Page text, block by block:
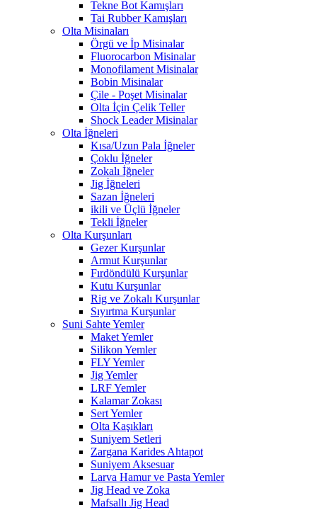
Tekne Bot Kamışları
Tai Rubber Kamışları
Olta Misinaları
Örgü ve İp Misinalar
Fluorocarbon Misinalar
Monofilament Misinalar
Bobin Misinalar
Çile - Poşet Misinalar
Olta İçin Çelik Teller
Shock Leader Misinalar
Olta İğneleri
Kısa/Uzun Pala İğneler
Çoklu İğneler
Zokalı İğneler
Jig İğneleri
Sazan İğneleri
ikili ve Üçlü İğneler
Tekli İğneler
Olta Kurşunları
Gezer Kurşunlar
Armut Kurşunlar
Fırdöndülü Kurşunlar
Kutu Kurşunlar
Rig ve Zokalı Kurşunlar
Sıyırtma Kurşunlar
Suni Sahte Yemler
Maket Yemler
Silikon Yemler
FLY Yemler
Jig Yemler
LRF Yemler
Kalamar Zokası
Sert Yemler
Olta Kaşıkları
Suniyem Setleri
Zargana Karides Ahtapot
Suniyem Aksesuar
Larva Hamur ve Pasta Yemler
Jig Head ve Zoka
Mafsallı Jig Head